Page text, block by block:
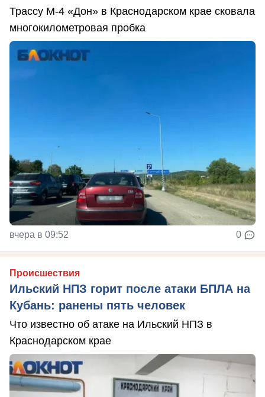
Трассу М-4 «Дон» в Краснодарском крае сковала
многокилометровая пробка
вчера в 09:52 0
Происшествия
Ильский НПЗ горит после атаки БПЛА на
Кубань: ранены пять человек
Что известно об атаке на Ильский НПЗ в
Краснодарском крае